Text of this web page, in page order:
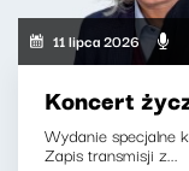
11 lipca 2026
Koncert
Wydanie specjalne
Zapis transmisji z...